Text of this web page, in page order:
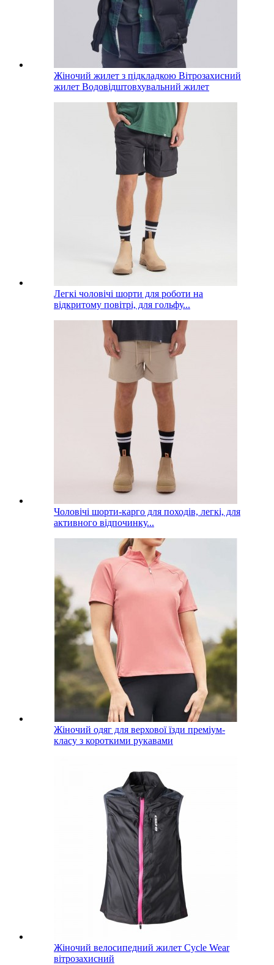
Жіночий жилет з підкладкою Вітрозахисний
жилет Водовідштовхувальний жилет
Легкі чоловічі шорти для роботи на
відкритому повітрі, для гольфу...
Чоловічі шорти-карго для походів, легкі, для
активного відпочинку...
Жіночий одяг для верхової їзди преміум-
класу з короткими рукавами
Жіночий велосипедний жилет Cycle Wear
вітрозахисний